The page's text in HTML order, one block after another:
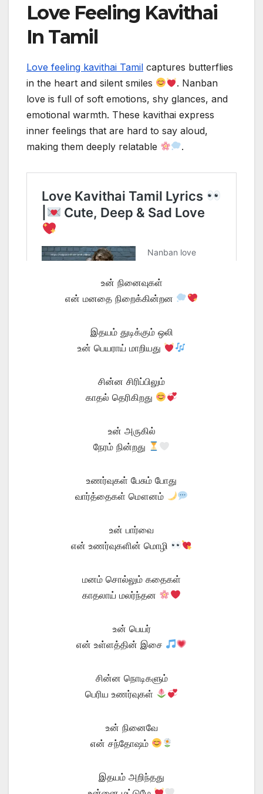
Love Feeling Kavithai
In Tamil
Love feeling kavithai Tamil captures butterflies
in the heart and silent smiles
. Nanban
love is full of soft emotions, shy glances, and
emotional warmth. These kavithai express
inner feelings that are hard to say aloud,
making them deeply relatable
.
உன் நினைவுகள்
என் மனதை நிறைக்கின்றன
இதயம் துடிக்கும் ஒலி
உன் பெயராய் மாறியது
சின்ன சிரிப்பிலும்
காதல் தெரிகிறது
உன் அருகில்
நேரம் நின்றது
உணர்வுகள் பேசும் போது
வார்த்தைகள் மௌனம்
உன் பார்வை
என் உணர்வுகளின் மொழி
மனம் சொல்லும் கதைகள்
காதலாய் மலர்ந்தன
உன் பெயர்
என் உள்ளத்தின் இசை
சின்ன நொடிகளும்
பெரிய உணர்வுகள்
உன் நினைவே
என் சந்தோஷம்
இதயம் அறிந்தது